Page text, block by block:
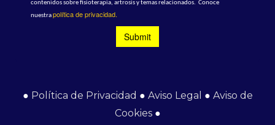
● Política de Privacidad ● Aviso Legal ● Aviso de
Cookies●